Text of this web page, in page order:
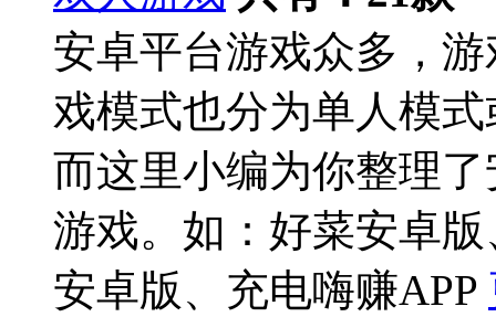
安卓平台游戏众多，
戏模式也分为单人模
而这里小编为你整理
游戏。如：好菜安卓
安卓版、充电嗨赚APP